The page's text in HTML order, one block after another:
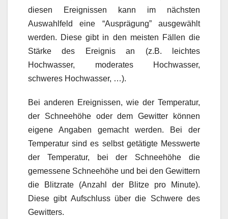
diesen Ereignissen kann im nächsten
Auswahlfeld eine “Ausprägung” ausgewählt
werden. Diese gibt in den meisten Fällen die
Stärke des Ereignis an (z.B. leichtes
Hochwasser, moderates Hochwasser,
schweres Hochwasser, …).
Bei anderen Ereignissen, wie der Temperatur,
der Schneehöhe oder dem Gewitter können
eigene Angaben gemacht werden. Bei der
Temperatur sind es selbst getätigte Messwerte
der Temperatur, bei der Schneehöhe die
gemessene Schneehöhe und bei den Gewittern
die Blitzrate (Anzahl der Blitze pro Minute).
Diese gibt Aufschluss über die Schwere des
Gewitters.